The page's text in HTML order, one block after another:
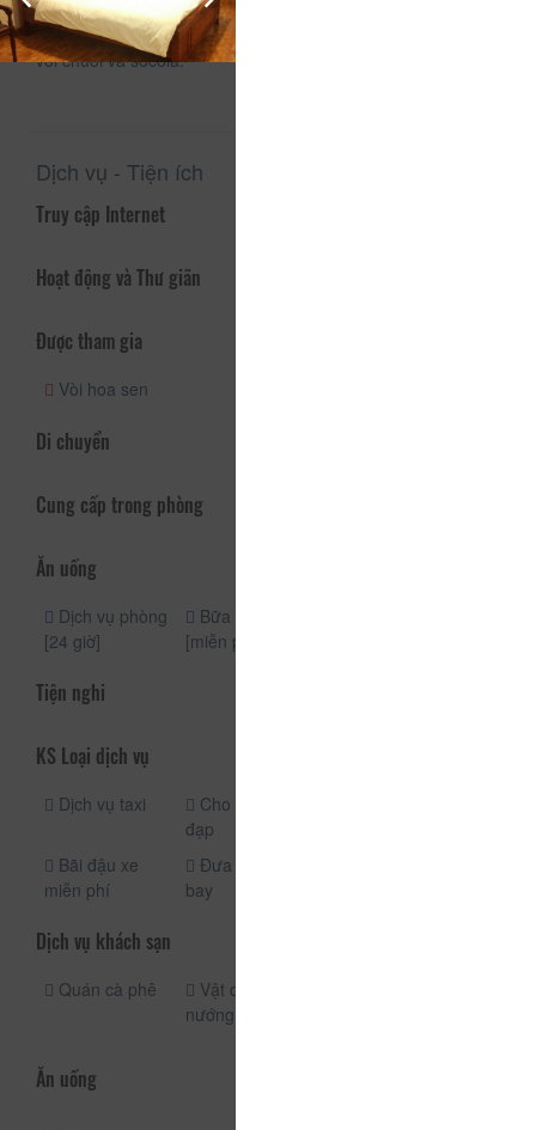
tham quan thắng cảnh địa phương, tour du lịch và cho thuê
xe máy. Bữa sáng bao gồm bánh mỳ và trứng hoặc bánh kếp
với chuối và sôcôla.
Dịch vụ - Tiện ích
Truy cập Internet
Hoạt động và Thư giãn
Được tham gia
Vòi hoa sen
Di chuyển
Cung cấp trong phòng
Ăn uống
Dịch vụ phòng
[24 giờ]
Bữa sáng
[miễn phí]
Tiện nghi
KS Loại dịch vụ
Dịch vụ taxi
Cho thuê xe
đạp
Bãi đậu xe
miễn phí
Đưa đón sân
bay
Dịch vụ khách sạn
Quán cà phê
Vật dụng
nướng BBQ
Ăn uống